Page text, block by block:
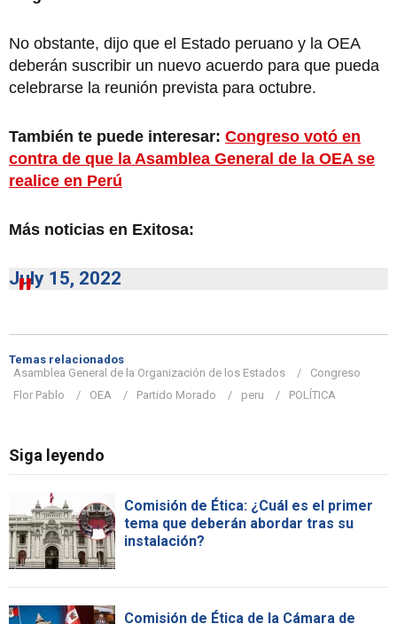
No obstante, dijo que el Estado peruano y la OEA
deberán suscribir un nuevo acuerdo para que pueda
celebrarse la reunión prevista para octubre.
También te puede interesar: Congreso votó en
contra de que la Asamblea General de la OEA se
realice en Perú
Más noticias en Exitosa:
July 15, 2022
Temas relacionados
Asamblea General de la Organización de los Estados
Congreso
Flor Pablo
OEA Partido Morado peru POLÍTICA
Siga leyendo
Comisión de Ética: ¿Cuál es el primer
tema que deberán abordar tras su
instalación?
Comisión de Ética de la Cámara de